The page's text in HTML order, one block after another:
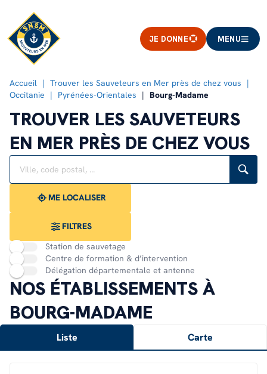
JE DONNE MENU
Accueil
Trouver les Sauveteurs en Mer près de chez vous
Occitanie
Pyrénées-Orientales Bourg-Madame
TROUVER LES SAUVETEURS
EN MER PRÈS DE CHEZ VOUS
Rechercher
Veuillez
renseigner
adresse
{{count}}
résultat(s)
ME LOCALISER
FILTRES
Station de sauvetage
Centre de formation & d’intervention
Délégation départementale et antenne
NOS ÉTABLISSEMENTS À
BOURG-MADAME
Liste Carte